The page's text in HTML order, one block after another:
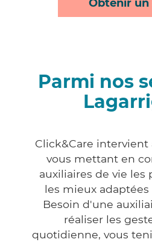
Obtenir un
Parmi nos
Click&Care intervient
vous mettant en
auxiliaires de vie les
les mieux adaptées
Besoin d'une
réaliser les
quotidienne, vous